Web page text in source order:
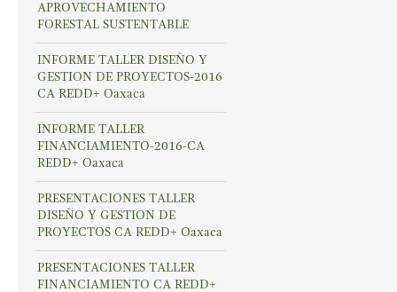
APROVECHAMIENTO
FORESTAL SUSTENTABLE
INFORME TALLER DISEÑO Y
GESTION DE PROYECTOS-2016
CA REDD+ Oaxaca
INFORME TALLER
FINANCIAMIENTO-2016-CA
REDD+ Oaxaca
PRESENTACIONES TALLER
DISEÑO Y GESTION DE
PROYECTOS CA REDD+ Oaxaca
PRESENTACIONES TALLER
FINANCIAMIENTO CA REDD+